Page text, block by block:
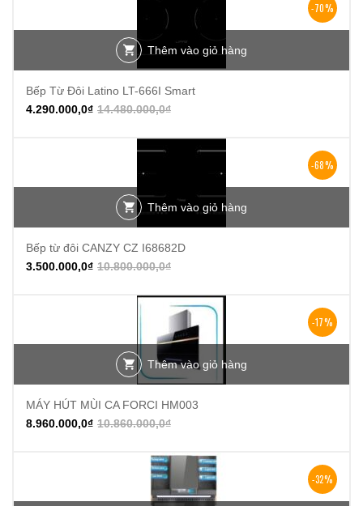
-70%
Thêm vào giỏ hàng
Bếp Từ Đôi Latino LT-666I Smart
14.480.000,0₫
4.290.000,0₫
-68%
Thêm vào giỏ hàng
Bếp từ đôi CANZY CZ I68682D
10.800.000,0₫
3.500.000,0₫
-17%
Thêm vào giỏ hàng
MÁY HÚT MÙI CA FORCI HM003
10.860.000,0₫
8.960.000,0₫
-32%